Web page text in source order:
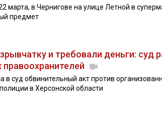
марта, в Чернигове на улице Летной в
предмет
и требовали деньги: суд
правоохранителей
в суд обвинительный акт против
в Херсонской области